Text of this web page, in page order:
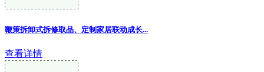
鞭策拆卸式拆修取品、定制家居联动成长...
查看详情